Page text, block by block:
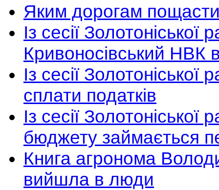
Яким дорогам
Із сесії
Кривоносівський НВК
Із сесії
сплати податків
Із сесії
бюджету займається
Книга агронома
вийшла в люди